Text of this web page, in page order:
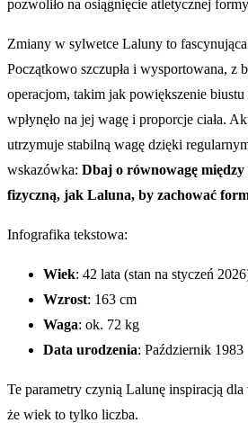
pozwoliło na osiągnięcie atletycznej
Zmiany w sylwetce Laluny to
Początkowo szczupła i wysportowana, z
operacjom, takim jak powiększenie
wpłynęło na jej wagę i proporcje ciała.
utrzymuje stabilną wagę dzięki
wskazówka: Dbaj o równowagę
fizyczną, jak Laluna, by zachować
Infografika tekstowa:
Wiek: 42 lata (stan na styczeń
Wzrost: 163 cm
Waga: ok. 72 kg
Data urodzenia: Październik 1983
Te parametry czynią Lalunę inspiracją
że wiek to tylko liczba.